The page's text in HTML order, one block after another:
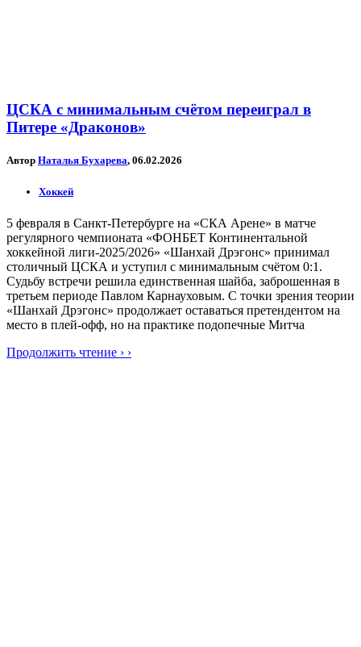
ЦСКА с минимальным счётом переиграл в
Питере «Драконов»
Автор Наталья Бухарева, 06.02.2026
Хоккей
5 февраля в Санкт-Петербурге на «СКА Арене» в матче
регулярного чемпионата «ФОНБЕТ Континентальной
хоккейной лиги-2025/2026» «Шанхай Дрэгонс» принимал
столичный ЦСКА и уступил с минимальным счётом 0:1.
Судьбу встречи решила единственная шайба, заброшенная в
третьем периоде Павлом Карнауховым. С точки зрения теории
«Шанхай Дрэгонс» продолжает оставаться претендентом на
место в плей-офф, но на практике подопечные Митча
Продолжить чтение › ›